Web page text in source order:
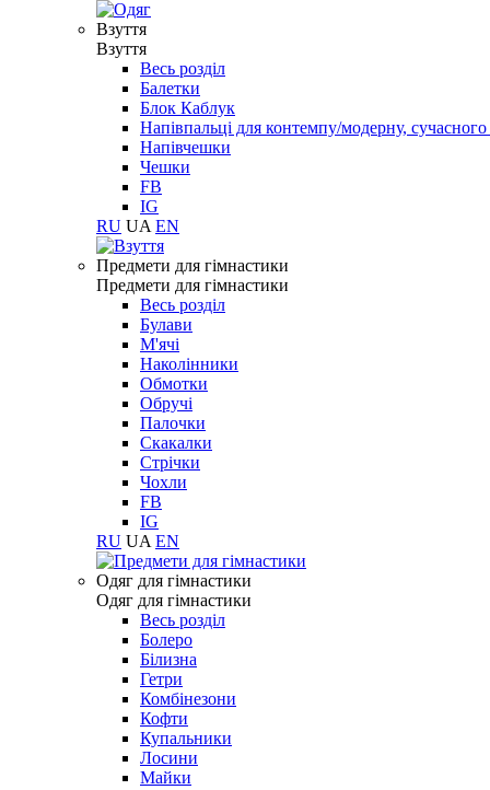
Взуття
Взуття
Весь розділ
Балетки
Блок Каблук
Напівпальці для контемпу/модерну,
Напівчешки
Чешки
FB
IG
RU UA EN
Предмети для гімнастики
Предмети для гімнастики
Весь розділ
Булави
М'ячі
Наколінники
Обмотки
Обручі
Палочки
Скакалки
Стрічки
Чохли
FB
IG
RU UA EN
Одяг для гімнастики
Одяг для гімнастики
Весь розділ
Болеро
Білизна
Гетри
Комбінезони
Кофти
Купальники
Лосини
Майки